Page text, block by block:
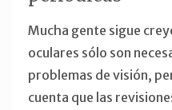
Mucha gente sigue
oculares sólo son
problemas de visión,
cuenta que las